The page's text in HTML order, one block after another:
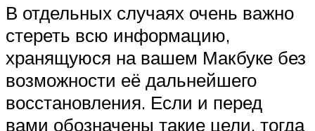
В отдельных случаях очень важно
стереть всю информацию,
хранящуюся на вашем Макбуке без
возможности её дальнейшего
восстановления. Если и перед
вами обозначены такие цели, тогда